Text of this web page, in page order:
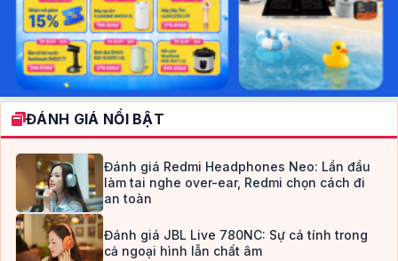
ĐÁNH GIÁ NỔI BẬT
Đánh giá Redmi Headphones Neo: Lần đầu
làm tai nghe over-ear, Redmi chọn cách đi
an toàn
Đánh giá JBL Live 780NC: Sự cá tính trong
cả ngoại hình lẫn chất âm